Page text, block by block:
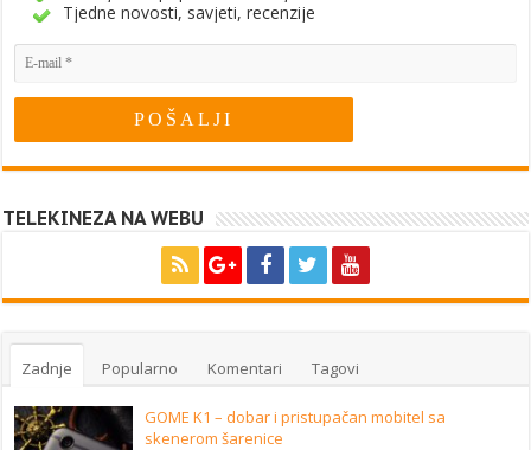
Tjedne novosti, savjeti, recenzije
TELEKINEZA NA WEBU
Zadnje Popularno Komentari Tagovi
GOME K1 – dobar i pristupačan mobitel sa
skenerom šarenice